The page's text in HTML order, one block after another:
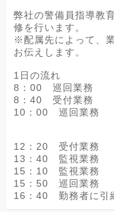
弊社の警備員指導教
修を行います。
※配属先によって、
お伝えします。
1日の流れ
8：00 巡回業務
8：40 受
10：
12：20 受付業務
13：40 監視業務
15：10 監視業務
15：50 巡回業務
16：40 勤務者に引